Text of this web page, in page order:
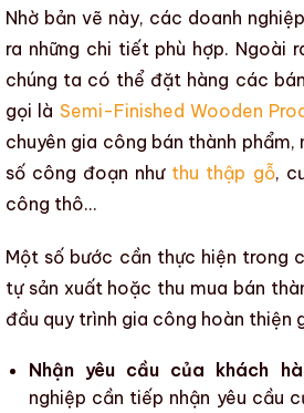
Nhờ bản vẽ này, các doanh
ra những chi tiết phù hợp. Ngoài
chúng ta có thể đặt hàng các
gọi là Semi-Finished Wooden
chuyên gia công bán thành phẩm,
số công đoạn như thu thập gỗ,
công thô…
Một số bước cần thực hiện trong
tự sản xuất hoặc thu mua bán
đầu quy trình gia công hoàn thiện
Nhận yêu cầu của khách
nghiệp cần tiếp nhận yêu cầu